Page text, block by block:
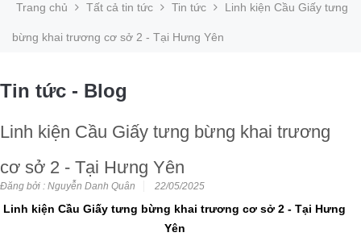
Trang chủ Tất cả tin tức Tin tức Linh kiện Cầu Giấy tưng
bừng khai trương cơ sở 2 - Tại Hưng Yên
Tin tức - Blog
Linh kiện Cầu Giấy tưng bừng khai trương
cơ sở 2 - Tại Hưng Yên
Đăng bởi : Nguyễn Danh Quân 22/05/2025
Linh kiện Cầu Giấy tưng bừng khai trương cơ sở 2 - Tại Hưng
Yên